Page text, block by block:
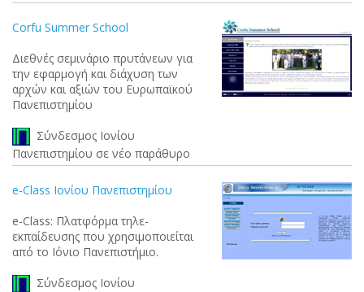
Corfu Summer School
Διεθνές σεμινάριο πρυτάνεων για
την εφαρμογή και διάχυση των
αρχών και αξιών του Ευρωπαϊκού
Πανεπιστημίου
Σύνδεσμος Ιονίου
Πανεπιστημίου σε νέο παράθυρο
e-Class Ιονίου Πανεπιστημίου
e-Class: Πλατφόρμα τηλε-
εκπαίδευσης που χρησιμοποιείται
από το Ιόνιο Πανεπιστήμιο.
Σύνδεσμος Ιονίου